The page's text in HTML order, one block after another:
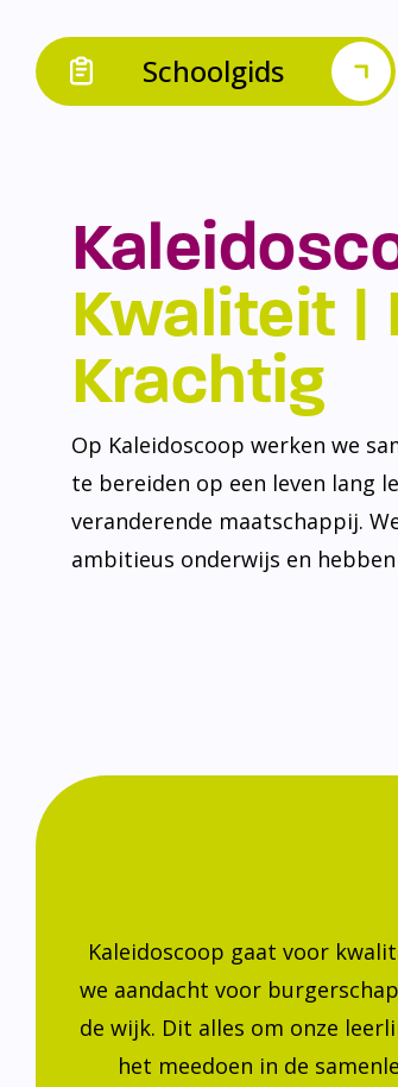
Schoolgids
Kwaliteit |
Krachtig
Op Kaleidoscoop werken we
te bereiden op een leven lang
veranderende maatschappij.
ambitieus onderwijs en
Kaleidoscoop gaat voor
we aandacht voor
de wijk. Dit alles om onze
het meedoen in de